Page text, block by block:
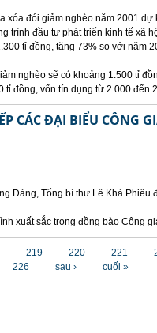
xóa đói giảm nghèo năm 2001
trình đầu tư phát triển kinh tế xã
tỉ đồng, tăng 73% so với năm
nghèo sẽ có khoảng 1.500 tỉ
đồng, vốn tín dụng từ 2.000 đến
CÁC ĐẠI BIỂU CÔNG
Đảng, Tổng bí thư Lê Khả Phiêu
xuất sắc trong đồng bào Công
219 220 221
226
sau › cuối »